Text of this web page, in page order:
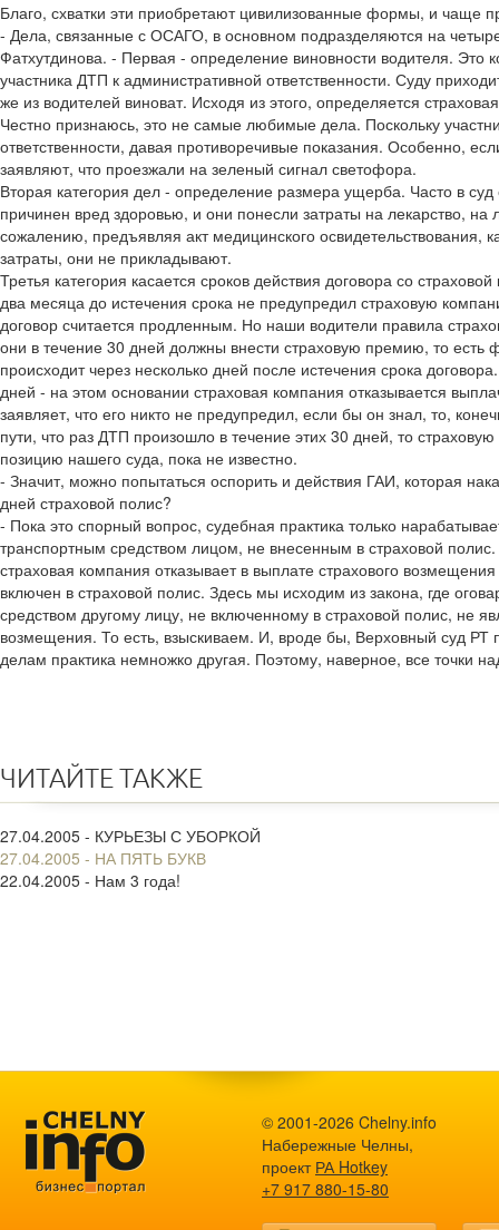
Благо, схватки эти приобретают цивилизованные формы, и чаще
- Дела, связанные с ОСАГО, в основном подразделяются на четыре
Фатхутдинова. - Первая - определение виновности водителя. Это
участника ДТП к административной ответственности. Суду
же из водителей виноват. Исходя из этого, определяется
Честно признаюсь, это не самые любимые дела. Поскольку
ответственности, давая противоречивые показания. Особенно,
заявляют, что проезжали на зеленый сигнал светофора.
Вторая категория дел - определение размера ущерба. Часто в
причинен вред здоровью, и они понесли затраты на лекарство,
сожалению, предъявляя акт медицинского освидетельствования,
затраты, они не прикладывают.
Третья категория касается сроков действия договора со
два месяца до истечения срока не предупредил страховую
договор считается продленным. Но наши водители правила
они в течение 30 дней должны внести страховую премию, то есть
происходит через несколько дней после истечения срока
дней - на этом основании страховая компания отказывается
заявляет, что его никто не предупредил, если бы он знал, то,
пути, что раз ДТП произошло в течение этих 30 дней, то
позицию нашего суда, пока не известно.
- Значит, можно попытаться оспорить и действия ГАИ, которая
дней страховой полис?
- Пока это спорный вопрос, судебная практика только
транспортным средством лицом, не внесенным в страховой
страховая компания отказывает в выплате страхового
включен в страховой полис. Здесь мы исходим из закона, где
средством другому лицу, не включенному в страховой полис, не
возмещения. То есть, взыскиваем. И, вроде бы, Верховный суд РТ
делам практика немножко другая. Поэтому, наверное, все точки
ЧИТАЙТЕ ТАКЖЕ
27.04.2005 - КУРЬЕЗЫ С УБОРКОЙ
27.04.2005 - НА ПЯТЬ БУКВ
22.04.2005 - Нам 3 года!
© 2001-2026 Chelny.info
Набережные Челны,
проект РА Hotkey
+7 917 880-15-80